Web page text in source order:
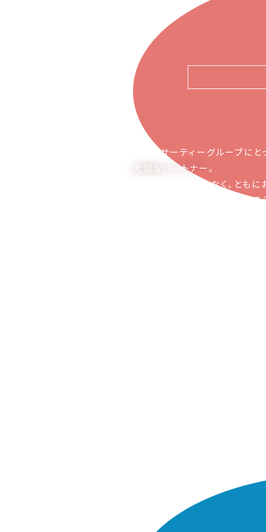
ピアーサーティーグループにと
大切なパートナー。
お取引の関係ではなく、とも
かち合える関係でありたいと考